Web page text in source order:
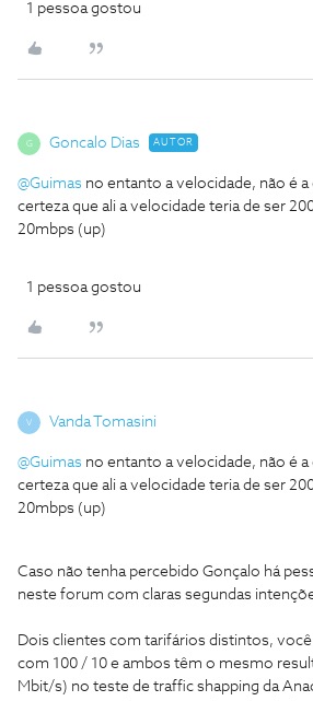
1 pessoa gostou
G Goncalo Dias AUTOR
@Guimas no entanto a velocidade, não é
certeza que ali a velocidade teria de ser
20mbps (up)
1 pessoa gostou
V Vanda Tomasini
@Guimas no entanto a velocidade, não é
certeza que ali a velocidade teria de ser
20mbps (up)
Caso não tenha percebido Gonçalo há
neste forum com claras segundas
Dois clientes com tarifários distintos,
com 100 / 10 e ambos têm o mesmo
Mbit/s) no teste de traffic shapping da